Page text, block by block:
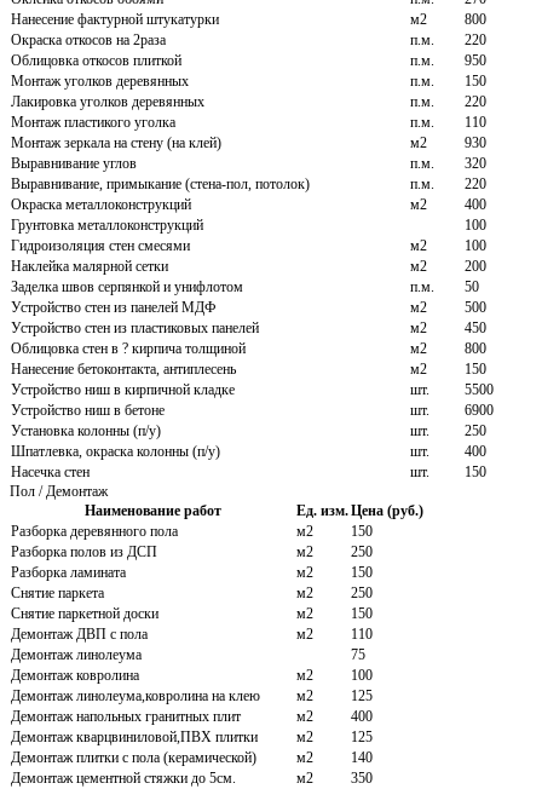
Нанесение фактурной штукатурки
м2
800
Окраска откосов на 2раза
п.м.
220
Облицовка откосов плиткой
п.м.
950
Монтаж уголков деревянных
п.м.
150
Лакировка уголков деревянных
п.м.
220
Монтаж пластикого уголка
п.м.
110
Монтаж зеркала на стену (на клей)
м2
930
Выравнивание углов
п.м.
320
Выравнивание, примыкание (стена-пол, потолок)
п.м.
220
Окраска металлоконструкций
м2
400
Грунтовка металлоконструкций
100
Гидроизоляция стен смесями
м2
100
Наклейка малярной сетки
м2
200
Заделка швов серпянкой и унифлотом
п.м.
50
Устройство стен из панелей МДФ
м2
500
Устройство стен из пластиковых панелей
м2
450
Облицовка стен в ? кирпича толщиной
м2
800
Нанесение бетоконтакта, антиплесень
м2
150
Устройство ниш в кирпичной кладке
шт.
5500
Устройство ниш в бетоне
шт.
6900
Установка колонны (п/у)
шт.
250
Шпатлевка, окраска колонны (п/у)
шт.
400
Насечка стен
шт.
150
Пол / Демонтаж
Наименование работ
Ед. изм.Цена (руб.)
Разборка деревянного пола
м2
150
Разборка полов из ДСП
м2
250
Разборка ламината
м2
150
Снятие паркета
м2
250
Снятие паркетной доски
м2
150
Демонтаж ДВП с пола
м2
110
Демонтаж линолеума
75
Демонтаж ковролина
м2
100
Демонтаж линолеума,ковролина на клею
м2
125
Демонтаж напольных гранитных плит
м2
400
Демонтаж кварцвиниловой,ПВХ плитки
м2
125
Демонтаж плитки с пола (керамической)
м2
140
Демонтаж цементной стяжки до 5см.
м2
350